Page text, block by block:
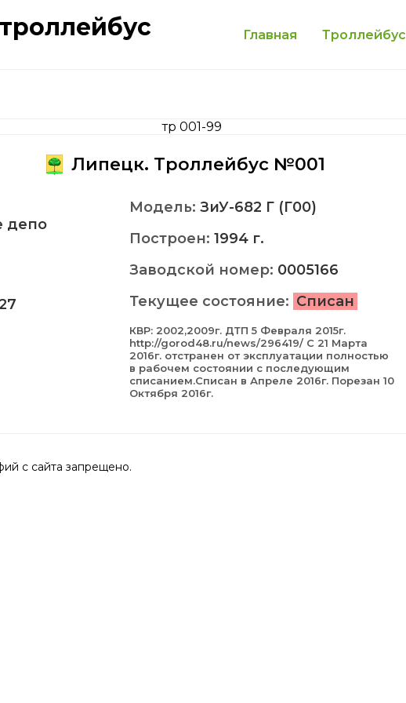
Главная Троллейбус
Липецк. Троллейбус №001
депо
Модель: ЗиУ-682 Г (Г00)
Построен: 1994 г.
Заводской номер: 0005166
Текущее состояние: Списан
КВР: 2002,2009г. ДТП 5 Февраля 2015г.
http://gorod48.ru/news/296419/ С 21 Марта
2016г. отстранен от эксплуатации полностью
в рабочем состоянии с последующим
списанием.Списан в Апреле 2016г. Порезан 10
Октября 2016г.
с сайта запрещено.